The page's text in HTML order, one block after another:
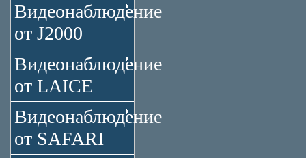
Видеонаблюдение
от J2000
Видеонаблюдение
от LAICE
Видеонаблюдение
от SAFARI